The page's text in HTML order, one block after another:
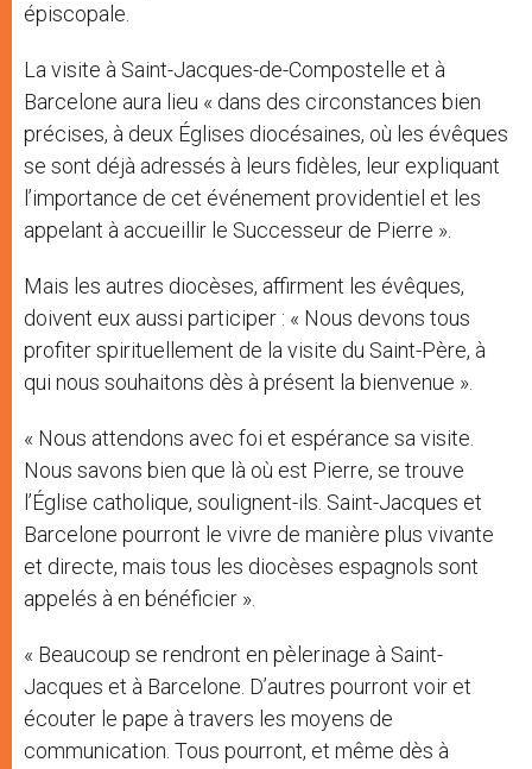
épiscopale.
La visite à Saint-Jacques-de-Compostelle et à
Barcelone aura lieu « dans des circonstances bien
précises, à deux Églises diocésaines, où les évêques
se sont déjà adressés à leurs fidèles, leur expliquant
l’importance de cet événement providentiel et les
appelant à accueillir le Successeur de Pierre ».
Mais les autres diocèses, affirment les évêques,
doivent eux aussi participer : « Nous devons tous
profiter spirituellement de la visite du Saint-Père, à
qui nous souhaitons dès à présent la bienvenue ».
« Nous attendons avec foi et espérance sa visite.
Nous savons bien que là où est Pierre, se trouve
l’Église catholique, soulignent-ils. Saint-Jacques et
Barcelone pourront le vivre de manière plus vivante
et directe, mais tous les diocèses espagnols sont
appelés à en bénéficier ».
« Beaucoup se rendront en pèlerinage à Saint-
Jacques et à Barcelone. D’autres pourront voir et
écouter le pape à travers les moyens de
communication. Tous pourront, et même dès à